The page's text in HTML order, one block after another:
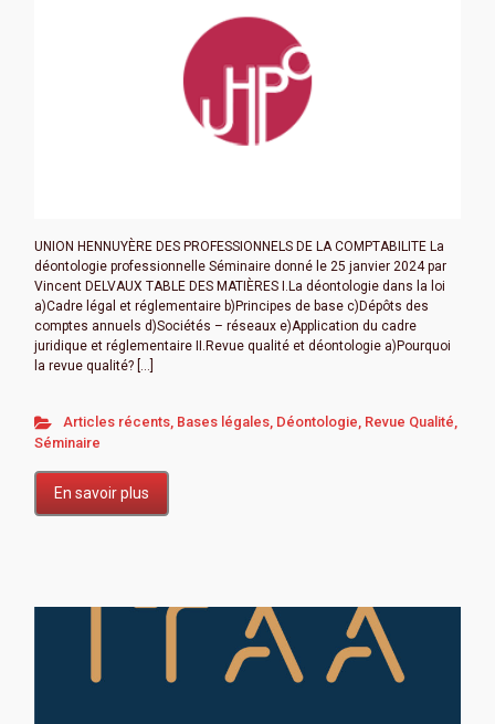
UNION HENNUYÈRE DES PROFESSIONNELS DE LA COMPTABILITE La
déontologie professionnelle Séminaire donné le 25 janvier 2024 par
Vincent DELVAUX TABLE DES MATIÈRES I.La déontologie dans la loi
a)Cadre légal et réglementaire b)Principes de base c)Dépôts des
comptes annuels d)Sociétés – réseaux e)Application du cadre
juridique et réglementaire II.Revue qualité et déontologie a)Pourquoi
la revue qualité? […]
Articles récents, Bases légales, Déontologie Revue Qualité
Séminaire
En savoir plus